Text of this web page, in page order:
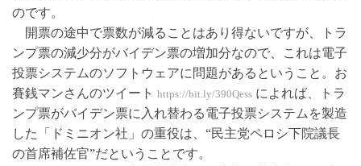
のです。
開票の途中で票数が減ることはあり得ないですが、トラ
ンプ票の減少分がバイデン票の増加分なので、これは電子
投票システムのソフトウェアに問題があるということ。お
賽銭マンさんのツイート https://bit.ly/390Qess によれば、トラ
ンプ票がバイデン票に入れ替わる電子投票システムを製造
した「ドミニオン社」の重役は、“民主党ペロシ下院議長
の首席補佐官”だということです。